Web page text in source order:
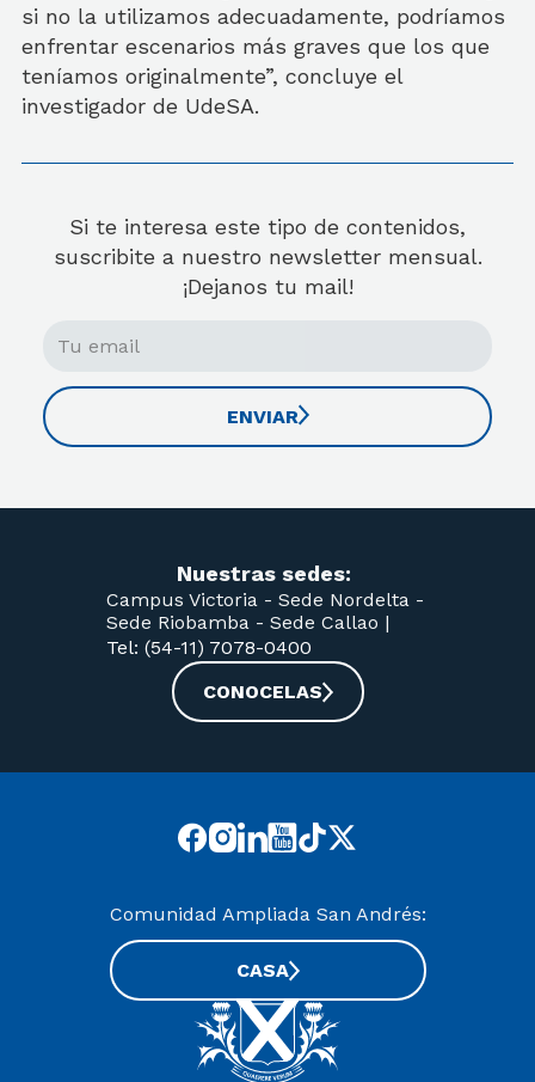
si no la utilizamos adecuadamente, podríamos
enfrentar escenarios más graves que los que
teníamos originalmente”, concluye el
investigador de UdeSA.
Si te interesa este tipo de contenidos,
suscribite a nuestro newsletter mensual.
¡Dejanos tu mail!
ENVIAR
Nuestras sedes:
Campus Victoria - Sede Nordelta -
Sede Riobamba - Sede Callao |
Tel: (54-11) 7078-0400
CONOCELAS
Comunidad Ampliada San Andrés:
CASA